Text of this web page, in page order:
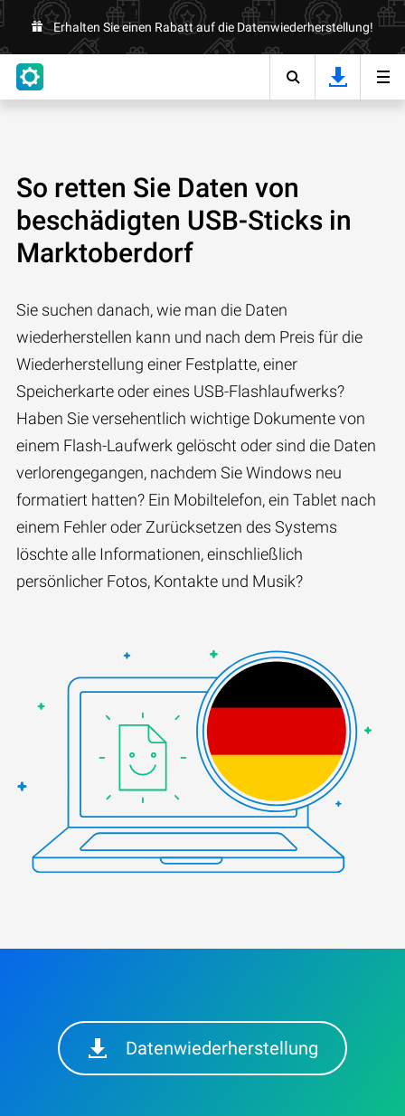
Erhalten Sie einen Rabatt auf die Datenwiederherstellung!
So retten Sie Daten von
beschädigten USB-Sticks in
Marktoberdorf
Sie suchen danach, wie man die Daten
wiederherstellen kann und nach dem Preis für die
Wiederherstellung einer Festplatte, einer
Speicherkarte oder eines USB-Flashlaufwerks?
Haben Sie versehentlich wichtige Dokumente von
einem Flash-Laufwerk gelöscht oder sind die Daten
verlorengegangen, nachdem Sie Windows neu
formatiert hatten? Ein Mobiltelefon, ein Tablet nach
einem Fehler oder Zurücksetzen des Systems
löschte alle Informationen, einschließlich
persönlicher Fotos, Kontakte und Musik?
Datenwiederherstellung